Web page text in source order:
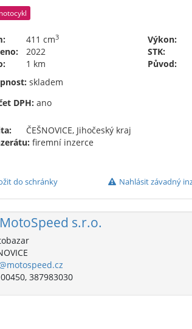
411 cm3
2022
1 km
Výkon:
STK:
Původ:
skladem
DPH: ano
ČEŠNOVICE, Jihočeský kraj
firemní inzerce
do schránky Nahlásit závadný
s.r.o.
387983030